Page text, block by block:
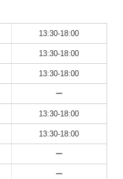
13:30-18:00
13:30-18:00
13:30-18:00
ー
13:30-18:00
13:30-18:00
ー
ー